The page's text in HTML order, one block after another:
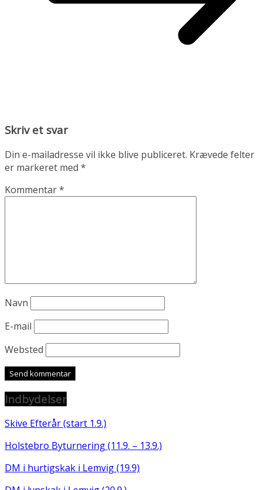
Skriv et svar
Din e-mailadresse vil ikke blive publiceret. Krævede felter
er markeret med *
Kommentar*
Navn
E-mail
Websted
Indbydelser
Skive Efterår (start 1.9.)
Holstebro Byturnering (11.9. – 13.9.)
DM i hurtigskak i Lemvig (19.9)